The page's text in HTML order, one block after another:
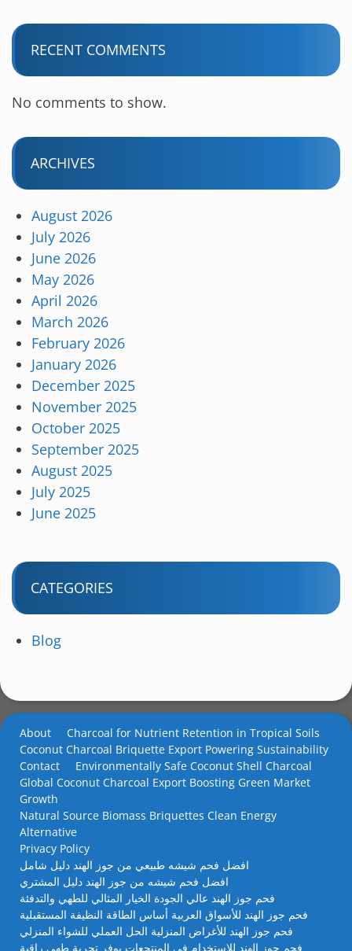
RECENT COMMENTS
No comments to show.
ARCHIVES
August 2026
July 2026
June 2026
May 2026
April 2026
March 2026
February 2026
January 2026
December 2025
November 2025
October 2025
September 2025
August 2025
July 2025
June 2025
CATEGORIES
Blog
About
Charcoal for Nutrient Retention in Tropical Soils
Coconut Charcoal Briquette Export Powering Sustainability
Contact
Environmentally Safe Coconut Shell Charcoal
Global Coconut Charcoal Export Boosting Green Market
Growth
Natural Source Biomass Briquettes Clean Energy
Alternative
Privacy Policy
افضل فحم شيشه طبيعي من جوز الهند دليل شامل
افضل فحم شيشه من جوز الهند دليل المشتري
فحم جوز الهند عالي الجودة الخيار المثالي للطهي والتدفئة
فحم جوز الهند للأسواق العربية أساس الطاقة النظيفة المستقبلية
فحم جوز الهند للأغراض المنزلية الحل العملي للشواء المنزلي
فحم جوز الهند للاستخدام في المنتجعات يوفر تجربة طهي راقية